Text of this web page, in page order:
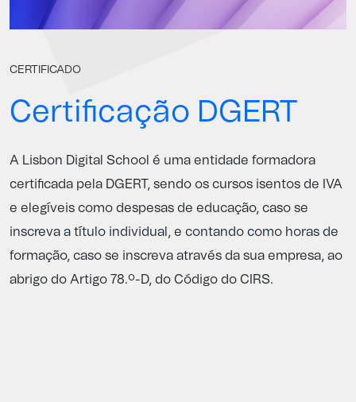
CERTIFICADO
Certificação DGERT
A Lisbon Digital School é uma entidade formadora
certificada pela DGERT, sendo os cursos isentos de IVA
e elegíveis como despesas de educação, caso se
inscreva a título individual, e contando como horas de
formação, caso se inscreva através da sua empresa, ao
abrigo do Artigo 78.º-D, do Código do CIRS.